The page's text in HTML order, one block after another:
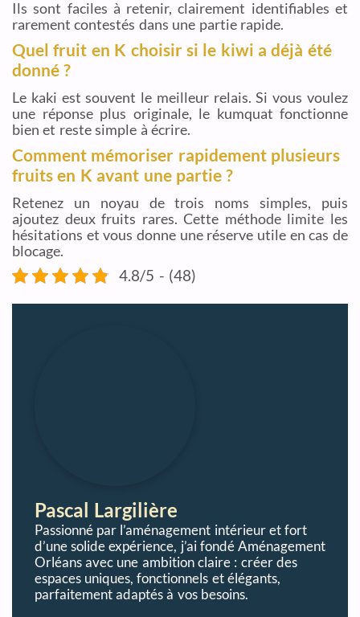
Ils sont faciles à retenir, clairement identifiables et
rarement contestés dans une partie rapide.
Quel fruit en K choisir si le kiwi a déjà été
donné ?
Le kaki est souvent le meilleur relais. Si vous voulez
une réponse plus originale, le kumquat fonctionne
bien et reste simple à écrire.
Comment mémoriser rapidement plusieurs
fruits en K avant une partie ?
Retenez un noyau de trois noms simples, puis
ajoutez deux fruits rares. Cette méthode limite les
hésitations et vous donne une réserve utile en cas de
blocage.
4.8/5 - (48)
Pascal Largilière
Passionné par l’aménagement intérieur et fort
d’une solide expérience, j’ai fondé Aménagement
Orléans avec une ambition claire : créer des
espaces uniques, fonctionnels et élégants,
parfaitement adaptés à vos besoins.